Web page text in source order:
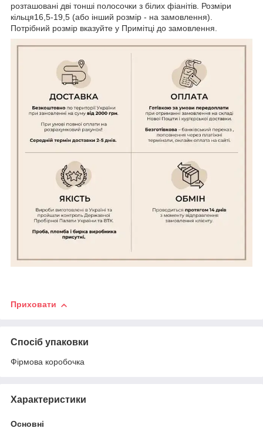
розташовані дві тонші полосочки з білих фіанітів. Розміри
кільця16,5-19,5 (або інший розмір - на замовлення).
Потрібний розмір вказуйте у Примітці до замовлення.
Приховати
Спосіб упаковки
Фірмова коробочка
Характеристики
Основні